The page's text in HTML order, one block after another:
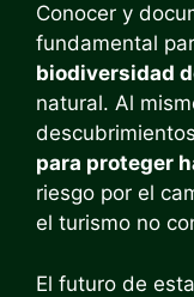
Conocer y
fundamental
biodiversidad
natural. Al
para proteger
riesgo por el
el turismo no
El futuro de